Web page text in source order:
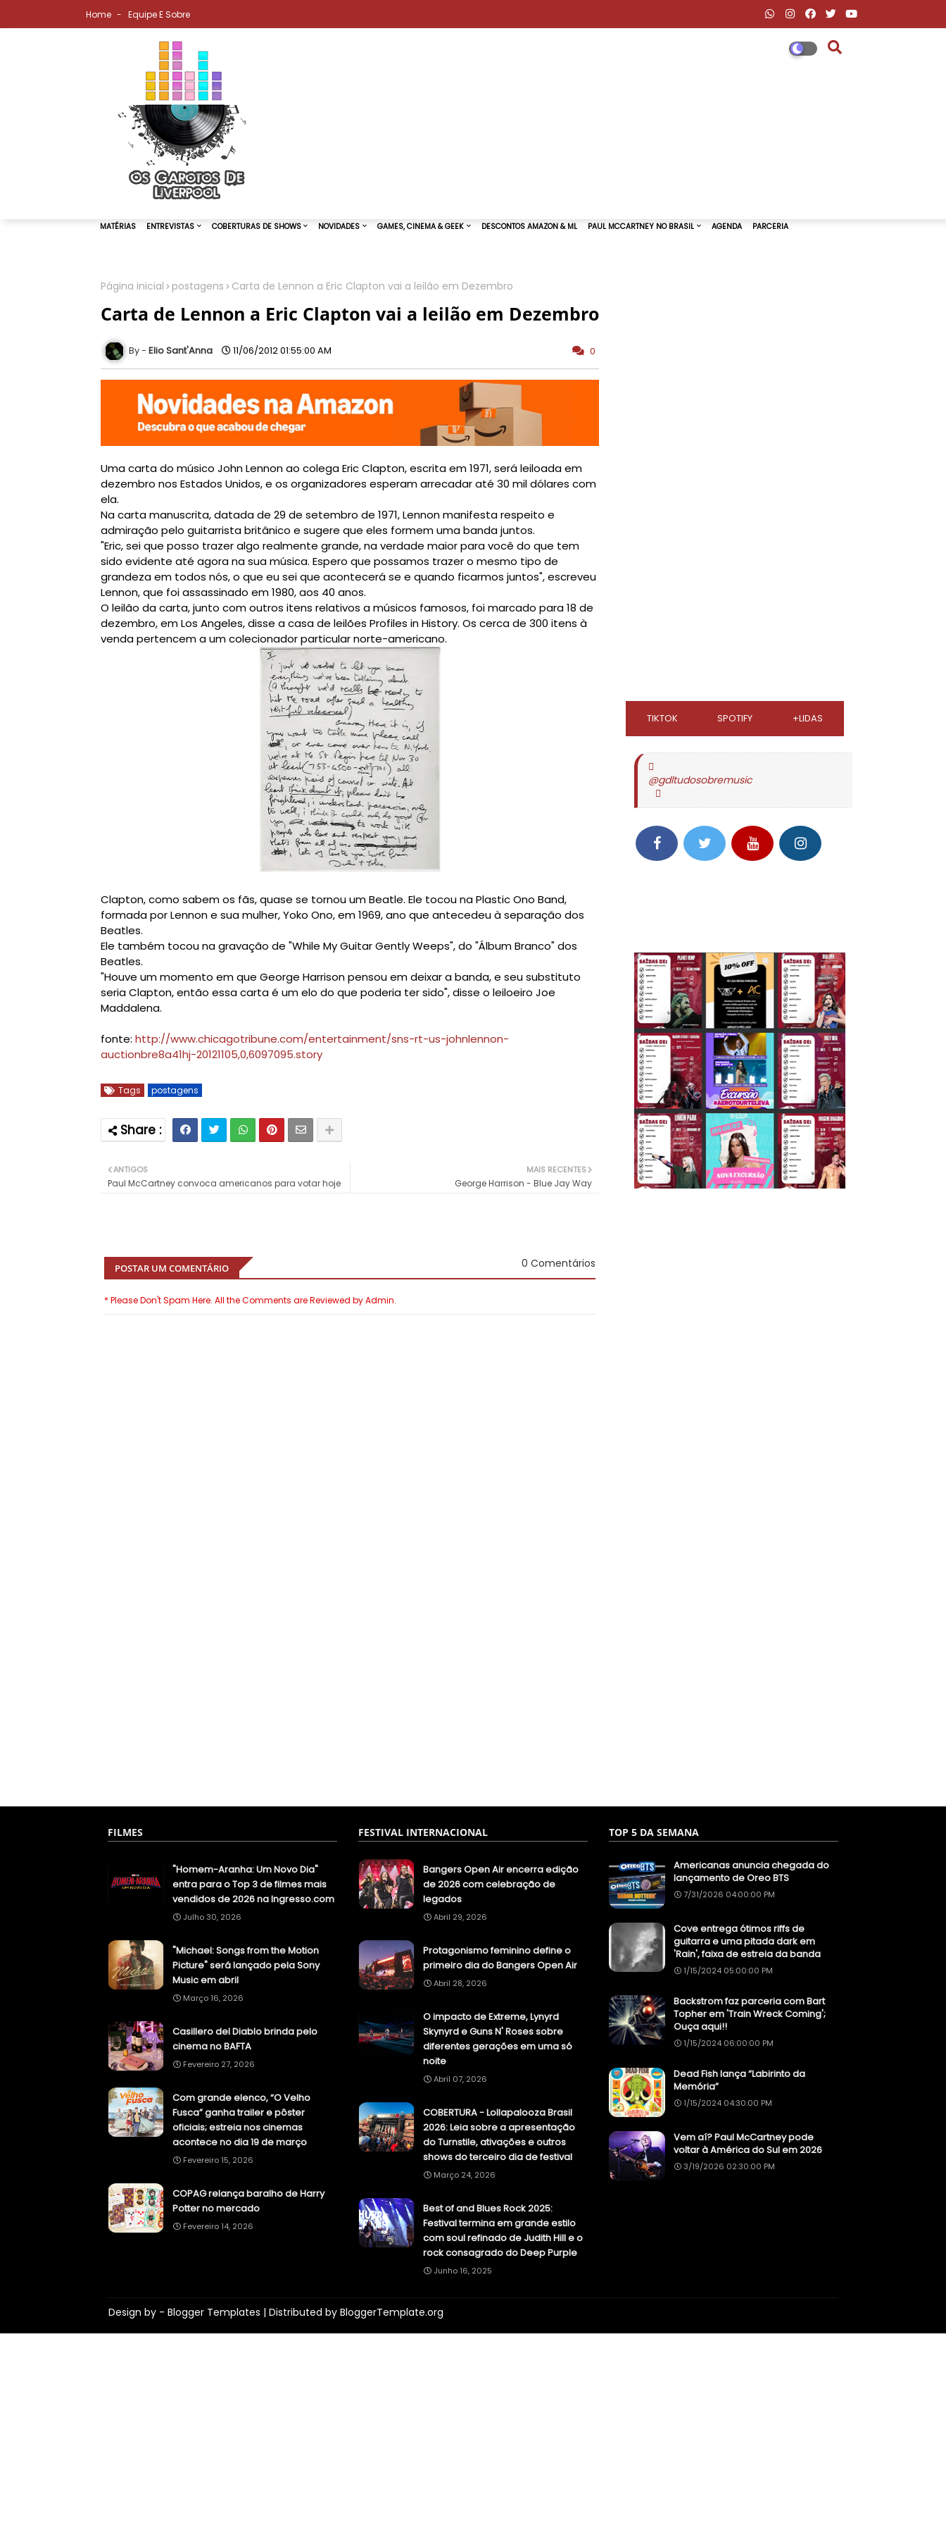
Home Equipe E Sobre
Página inicial postagens Carta de Lennon a Eric Clapton vai a leilão em Dezembro
Carta de Lennon a Eric Clapton vai a leilão em Dezembro
Elio Sant'Anna 11/06/2012 01:55:00 AM 0
Uma carta do músico John Lennon ao colega Eric Clapton, escrita em 1971, será leiloada em
dezembro nos Estados Unidos, e os organizadores esperam arrecadar até 30 mil dólares com
ela.
Na carta manuscrita, datada de 29 de setembro de 1971, Lennon manifesta respeito e
admiração pelo guitarrista britânico e sugere que eles formem uma banda juntos.
"Eric, sei que posso trazer algo realmente grande, na verdade maior para você do que tem
sido evidente até agora na sua música. Espero que possamos trazer o mesmo tipo de
grandeza em todos nós, o que eu sei que acontecerá se e quando ficarmos juntos", escreveu
Lennon, que foi assassinado em 1980, aos 40 anos.
O leilão da carta, junto com outros itens relativos a músicos famosos, foi marcado para 18 de
dezembro, em Los Angeles, disse a casa de leilões Profiles in History. Os cerca de 300 itens à
venda pertencem a um colecionador particular norte-americano.
Clapton, como sabem os fãs, quase se tornou um Beatle. Ele tocou na Plastic Ono Band,
formada por Lennon e sua mulher, Yoko Ono, em 1969, ano que antecedeu à separação dos
Beatles.
Ele também tocou na gravação de "While My Guitar Gently Weeps", do "Álbum Branco" dos
Beatles.
"Houve um momento em que George Harrison pensou em deixar a banda, e seu substituto
seria Clapton, então essa carta é um elo do que poderia ter sido", disse o leiloeiro Joe
Maddalena.
fonte: http://www.chicagotribune.com/entertainment/sns-rt-us-johnlennon-
auctionbre8a41hj-20121105,0,6097095.story
Tags postagens
MAIS RECENTES
George Harrison - Blue Jay Way
ANTIGOS
Paul McCartney convoca americanos para votar hoje
POSTAR UM COMENTÁRIO 0 Comentários
* Please Don't Spam Here. All the Comments are Reviewed by Admin.
TIKTOK SPOTIFY +LIDAS
@gdltudosobremusic
FILMES
"Homem-Aranha: Um Novo Dia"
entra para o Top 3 de filmes mais
vendidos de 2026 na Ingresso.com
Julho 30, 2026
"Michael: Songs from the Motion
Picture" será lançado pela Sony
Music em abril
Março 16, 2026
Casillero del Diablo brinda pelo
cinema no BAFTA
Fevereiro 27, 2026
Com grande elenco, “O Velho
Fusca” ganha trailer e pôster
oficiais; estreia nos cinemas
acontece no dia 19 de março
Fevereiro 15, 2026
COPAG relança baralho de Harry
Potter no mercado
Fevereiro 14, 2026
FESTIVAL INTERNACIONAL
Bangers Open Air encerra edição
de 2026 com celebração de
legados
Abril 29, 2026
Protagonismo feminino define o
primeiro dia do Bangers Open Air
Abril 28, 2026
O impacto de Extreme, Lynyrd
Skynyrd e Guns N' Roses sobre
diferentes gerações em uma só
noite
Abril 07, 2026
COBERTURA - Lollapalooza Brasil
2026: Leia sobre a apresentação
do Turnstile, ativações e outros
shows do terceiro dia de festival
Março 24, 2026
Best of and Blues Rock 2025:
Festival termina em grande estilo
com soul refinado de Judith Hill e o
rock consagrado do Deep Purple
Junho 16, 2025
TOP 5 DA SEMANA
Americanas anuncia chegada do
lançamento de Oreo BTS
7/31/2026 04:00:00 PM
Cove entrega ótimos riffs de
guitarra e uma pitada dark em
'Rain', faixa de estreia da banda
1/15/2024 05:00:00 PM
Backstrom faz parceria com Bart
Topher em 'Train Wreck Coming';
Ouça aqui!!
1/15/2024 06:00:00 PM
Dead Fish lança “Labirinto da
Memória”
1/15/2024 04:30:00 PM
Vem aí? Paul McCartney pode
voltar à América do Sul em 2026
3/19/2026 02:30:00 PM
Design by - Blogger Templates | Distributed by BloggerTemplate.org